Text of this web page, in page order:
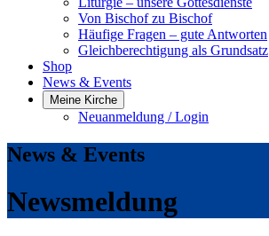
Von Bischof zu Bischof
Häufige Fragen – gute Antworten
Gleichberechtigung als Grundsatz
Shop
News & Events
Meine Kirche
Neuanmeldung / Login
News & Events
Newsmeldung